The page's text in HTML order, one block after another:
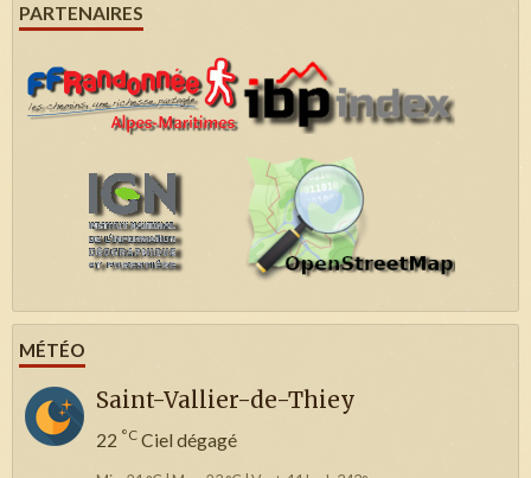
PARTENAIRES
MÉTÉO
Saint-Vallier-de-Thiey
22 °C Ciel dégagé